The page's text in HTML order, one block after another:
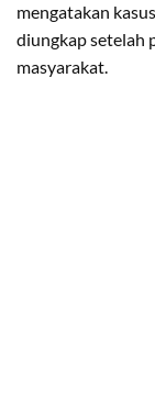
mengatakan
diungkap setelah
masyarakat.